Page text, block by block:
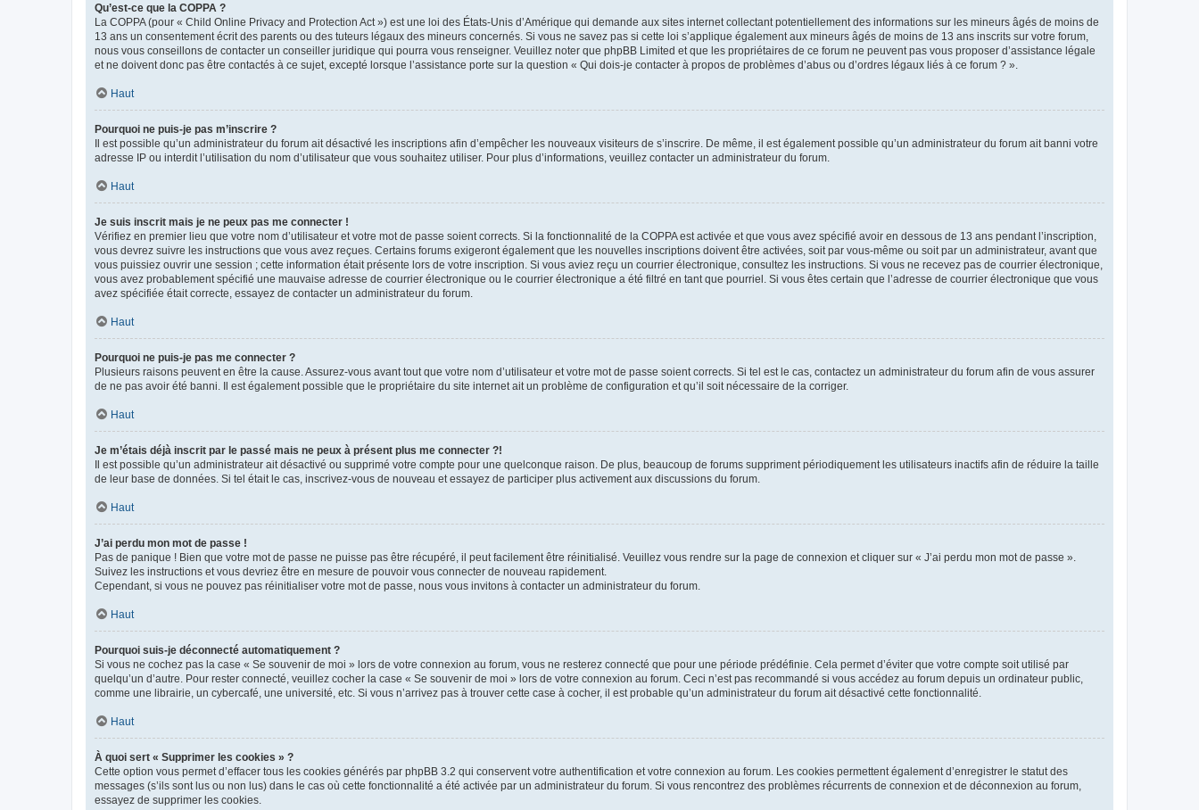
Qu’est-ce que la COPPA ?
La COPPA (pour « Child Online Privacy and Protection Act ») est une loi des États-Unis d’Amérique qui demande aux sites internet collectant potentiellement des informations sur les mineurs âgés de moins de
13 ans un consentement écrit des parents ou des tuteurs légaux des mineurs concernés. Si vous ne savez pas si cette loi s’applique également aux mineurs âgés de moins de 13 ans inscrits sur votre forum,
nous vous conseillons de contacter un conseiller juridique qui pourra vous renseigner. Veuillez noter que phpBB Limited et que les propriétaires de ce forum ne peuvent pas vous proposer d’assistance légale
et ne doivent donc pas être contactés à ce sujet, excepté lorsque l’assistance porte sur la question « Qui dois-je contacter à propos de problèmes d’abus ou d’ordres légaux liés à ce forum ? ».
Haut
Pourquoi ne puis-je pas m’inscrire ?
Il est possible qu’un administrateur du forum ait désactivé les inscriptions afin d’empêcher les nouveaux visiteurs de s’inscrire. De même, il est également possible qu’un administrateur du forum ait banni votre
adresse IP ou interdit l’utilisation du nom d’utilisateur que vous souhaitez utiliser. Pour plus d’informations, veuillez contacter un administrateur du forum.
Haut
Je suis inscrit mais je ne peux pas me connecter !
Vérifiez en premier lieu que votre nom d’utilisateur et votre mot de passe soient corrects. Si la fonctionnalité de la COPPA est activée et que vous avez spécifié avoir en dessous de 13 ans pendant l’inscription,
vous devrez suivre les instructions que vous avez reçues. Certains forums exigeront également que les nouvelles inscriptions doivent être activées, soit par vous-même ou soit par un administrateur, avant que
vous puissiez ouvrir une session ; cette information était présente lors de votre inscription. Si vous aviez reçu un courrier électronique, consultez les instructions. Si vous ne recevez pas de courrier électronique,
vous avez probablement spécifié une mauvaise adresse de courrier électronique ou le courrier électronique a été filtré en tant que pourriel. Si vous êtes certain que l’adresse de courrier électronique que vous
avez spécifiée était correcte, essayez de contacter un administrateur du forum.
Haut
Pourquoi ne puis-je pas me connecter ?
Plusieurs raisons peuvent en être la cause. Assurez-vous avant tout que votre nom d’utilisateur et votre mot de passe soient corrects. Si tel est le cas, contactez un administrateur du forum afin de vous assurer
de ne pas avoir été banni. Il est également possible que le propriétaire du site internet ait un problème de configuration et qu’il soit nécessaire de la corriger.
Haut
Je m’étais déjà inscrit par le passé mais ne peux à présent plus me connecter ?!
Il est possible qu’un administrateur ait désactivé ou supprimé votre compte pour une quelconque raison. De plus, beaucoup de forums suppriment périodiquement les utilisateurs inactifs afin de réduire la taille
de leur base de données. Si tel était le cas, inscrivez-vous de nouveau et essayez de participer plus activement aux discussions du forum.
Haut
J’ai perdu mon mot de passe !
Pas de panique ! Bien que votre mot de passe ne puisse pas être récupéré, il peut facilement être réinitialisé. Veuillez vous rendre sur la page de connexion et cliquer sur « J’ai perdu mon mot de passe ».
Suivez les instructions et vous devriez être en mesure de pouvoir vous connecter de nouveau rapidement.
Cependant, si vous ne pouvez pas réinitialiser votre mot de passe, nous vous invitons à contacter un administrateur du forum.
Haut
Pourquoi suis-je déconnecté automatiquement ?
Si vous ne cochez pas la case « Se souvenir de moi » lors de votre connexion au forum, vous ne resterez connecté que pour une période prédéfinie. Cela permet d’éviter que votre compte soit utilisé par
quelqu’un d’autre. Pour rester connecté, veuillez cocher la case « Se souvenir de moi » lors de votre connexion au forum. Ceci n’est pas recommandé si vous accédez au forum depuis un ordinateur public,
comme une librairie, un cybercafé, une université, etc. Si vous n’arrivez pas à trouver cette case à cocher, il est probable qu’un administrateur du forum ait désactivé cette fonctionnalité.
Haut
À quoi sert « Supprimer les cookies » ?
Cette option vous permet d’effacer tous les cookies générés par phpBB 3.2 qui conservent votre authentification et votre connexion au forum. Les cookies permettent également d’enregistrer le statut des
messages (s’ils sont lus ou non lus) dans le cas où cette fonctionnalité a été activée par un administrateur du forum. Si vous rencontrez des problèmes récurrents de connexion et de déconnexion au forum,
essayez de supprimer les cookies.